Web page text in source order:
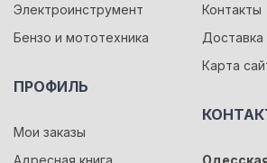
Электроинструмент
Бензо и мототехника
ПРОФИЛЬ
Мои заказы
Адресная книга
Контакты
Доставка
Карта